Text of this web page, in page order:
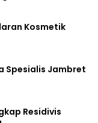
Kosmetik
Spesialis Jambret
Residivis